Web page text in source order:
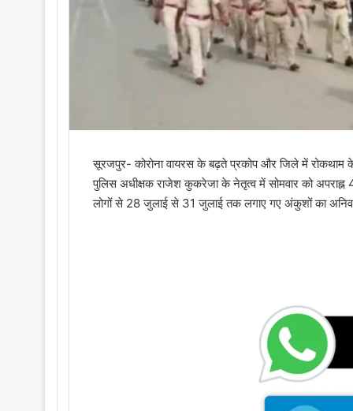
सूरजपुर- कोरोना वायरस के बढ़ते प्रकोप और जिले में रोकथाम
पुलिस अधीक्षक राजेश कुकरेजा के नेतृत्व में सोमवार को अपराह्न
लोगों से 28 जुलाई से 31 जुलाई तक लगाए गए अंकुशों का